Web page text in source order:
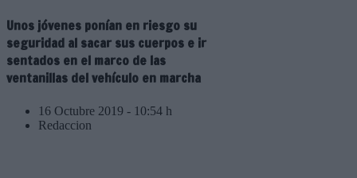
Unos jóvenes ponían en riesgo su
seguridad al sacar sus cuerpos e ir
sentados en el marco de las
ventanillas del vehículo en marcha
16 Octubre 2019 - 10:54 h
Redaccion